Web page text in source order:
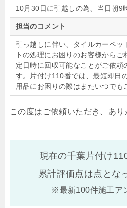
10月30日に引越しの為、当日朝9
担当のコメント
引っ越しに伴い、タイルカーペッ
トの処理にお困りのお客様から
定日時に回収可能なことがご依頼
す。片付け110番では、最短即日
用品にお困りの際はまたいつでも
この度はご依頼いただき、あり
現在の千葉片付け
累計評価点は点とな
※最新100件施工ア